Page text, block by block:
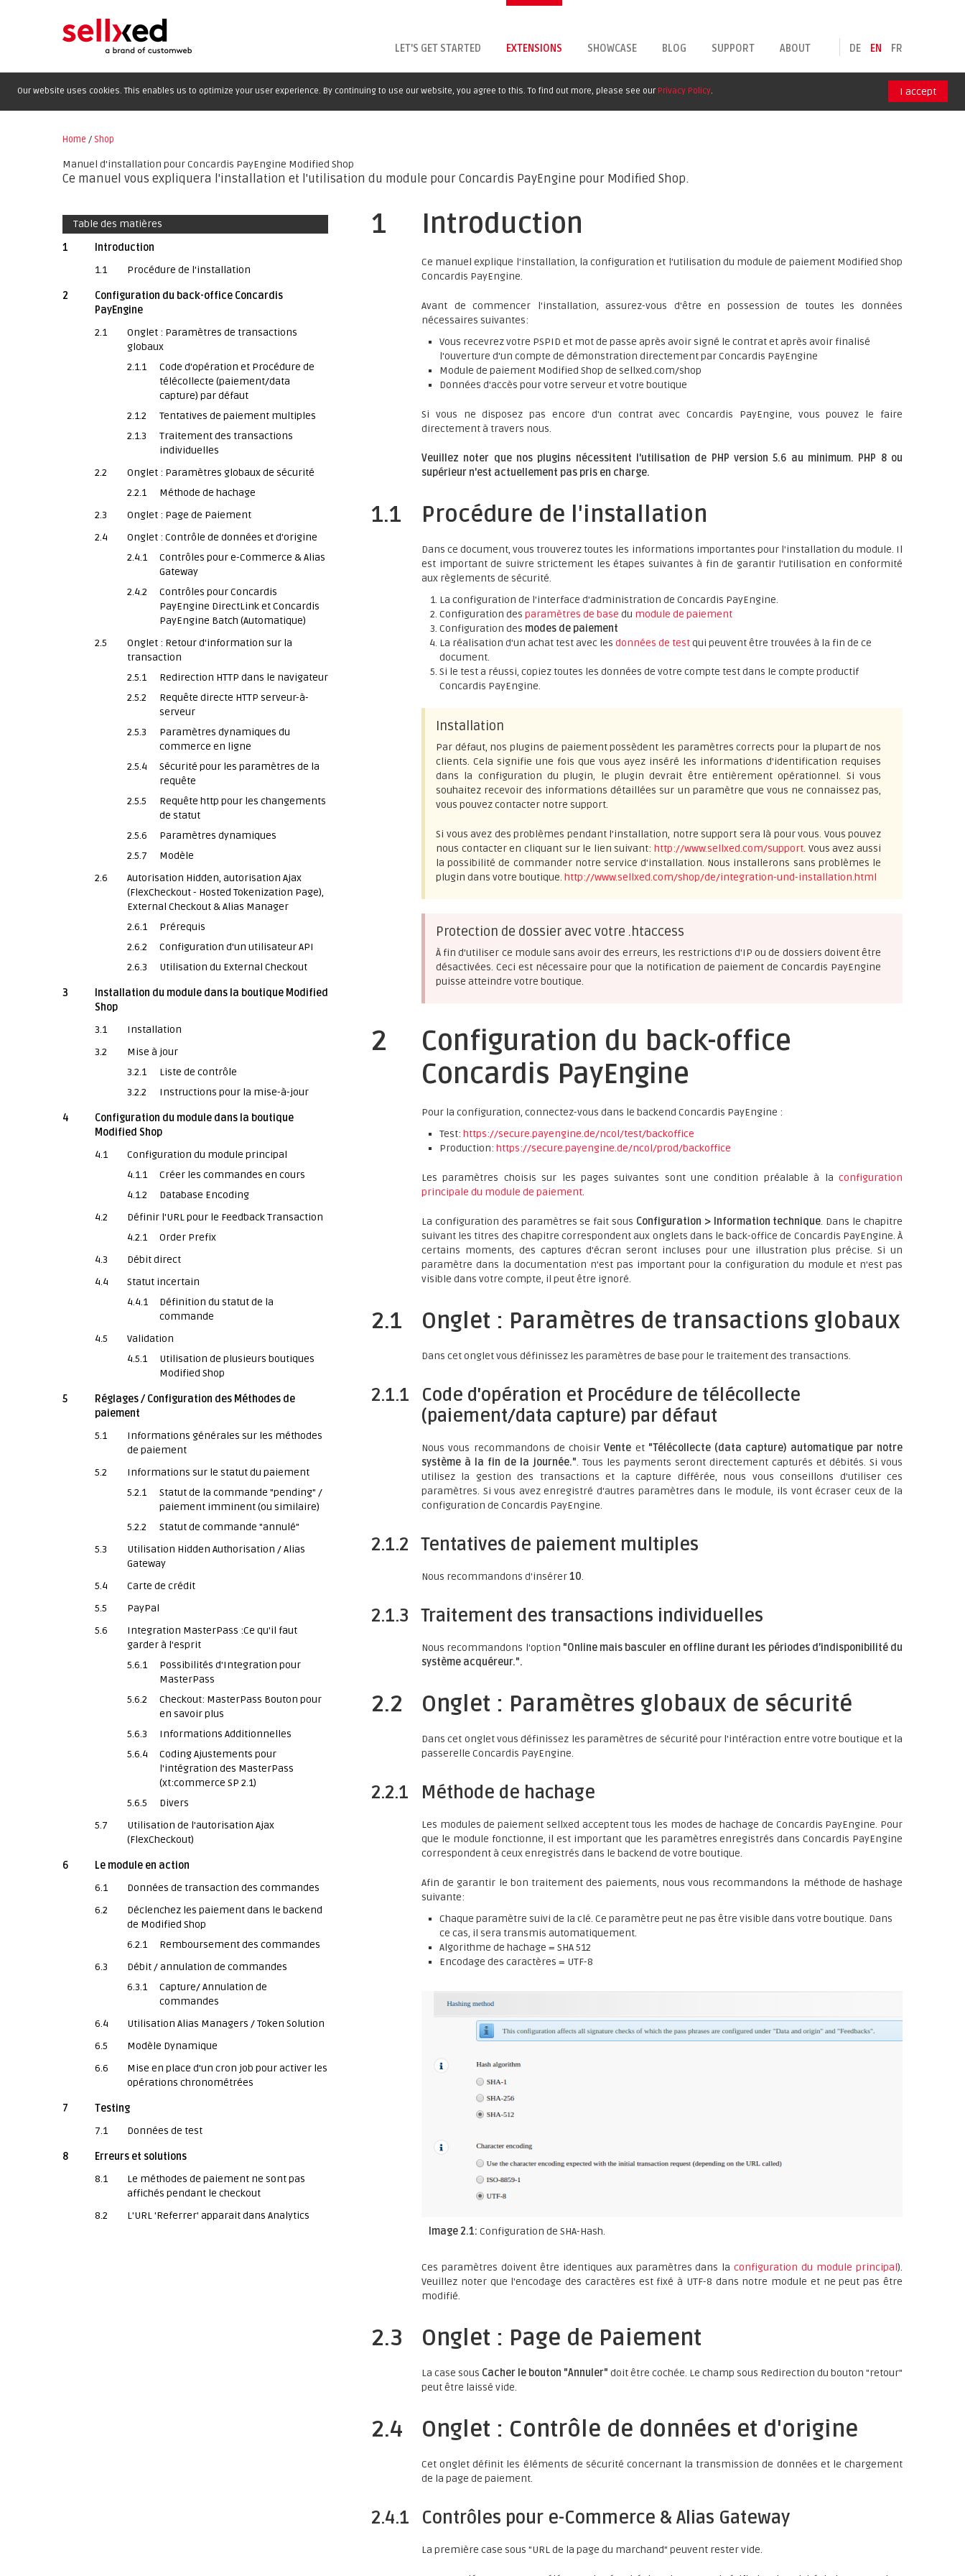
DE EN FR
LET'S GET STARTED EXTENSIONS SHOWCASE BLOG SUPPORT ABOUT
Our website uses cookies. This enables us to optimize your user experience. By continuing to use our website, you agree to this. To find out more, please see our Privacy Policy. I accept
Home / Shop
Manuel d'installation pour Concardis PayEngine Modified Shop
Ce manuel vous expliquera l'installation et l'utilisation du module pour Concardis PayEngine pour Modified Shop.
Table des matières
1
Introduction
1.1
Procédure de l'installation
2
Configuration du back-office Concardis
PayEngine
2.1
Onglet : Paramètres de transactions
globaux
2.1.1
Code d'opération et Procédure de
télécollecte (paiement/data
capture) par défaut
2.1.2
Tentatives de paiement multiples
2.1.3
Traitement des transactions
individuelles
2.2
Onglet : Paramètres globaux de sécurité
2.2.1
Méthode de hachage
2.3
Onglet : Page de Paiement
2.4
Onglet : Contrôle de données et d'origine
2.4.1
Contrôles pour e-Commerce & Alias
Gateway
2.4.2
Contrôles pour Concardis
PayEngine DirectLink et Concardis
PayEngine Batch (Automatique)
2.5
Onglet : Retour d'information sur la
transaction
2.5.1
Redirection HTTP dans le navigateur
2.5.2
Requête directe HTTP serveur-à-
serveur
2.5.3
Paramètres dynamiques du
commerce en ligne
2.5.4
Sécurité pour les paramètres de la
requête
2.5.5
Requête http pour les changements
de statut
2.5.6
Paramètres dynamiques
2.5.7
Modèle
2.6
Autorisation Hidden, autorisation Ajax
(FlexCheckout - Hosted Tokenization Page),
External Checkout & Alias Manager
2.6.1
Prérequis
2.6.2
Configuration d'un utilisateur API
2.6.3
Utilisation du External Checkout
3
Installation du module dans la boutique Modified
Shop
3.1
Installation
3.2
Mise à jour
3.2.1
Liste de contrôle
3.2.2
Instructions pour la mise-à-jour
4
Configuration du module dans la boutique
Modified Shop
4.1
Configuration du module principal
4.1.1
Créer les commandes en cours
4.1.2
Database Encoding
4.2
Définir l'URL pour le Feedback Transaction
4.2.1
Order Prefix
4.3
Débit direct
4.4
Statut incertain
4.4.1
Définition du statut de la
commande
4.5
Validation
4.5.1
Utilisation de plusieurs boutiques
Modified Shop
5
Réglages / Configuration des Méthodes de
paiement
5.1
Informations générales sur les méthodes
de paiement
5.2
Informations sur le statut du paiement
5.2.1
Statut de la commande "pending" /
paiement imminent (ou similaire)
5.2.2
Statut de commande "annulé"
5.3
Utilisation Hidden Authorisation / Alias
Gateway
5.4
Carte de crédit
5.5
PayPal
5.6
Integration MasterPass :Ce qu'il faut
garder à l'esprit
5.6.1
Possibilités d'Integration pour
MasterPass
5.6.2
Checkout: MasterPass Bouton pour
en savoir plus
5.6.3
Informations Additionnelles
5.6.4
Coding Ajustements pour
l'intégration des MasterPass
(xt:commerce SP 2.1)
5.6.5
Divers
5.7
Utilisation de l'autorisation Ajax
(FlexCheckout)
6
Le module en action
6.1
Données de transaction des commandes
6.2
Déclenchez les paiement dans le backend
de Modified Shop
6.2.1
Remboursement des commandes
6.3
Débit / annulation de commandes
6.3.1
Capture/ Annulation de
commandes
6.4
Utilisation Alias Managers / Token Solution
6.5
Modèle Dynamique
6.6
Mise en place d'un cron job pour activer les
opérations chronométrées
7
Testing
7.1
Données de test
8
Erreurs et solutions
8.1
Le méthodes de paiement ne sont pas
affichés pendant le checkout
8.2
L'URL 'Referrer' apparait dans Analytics
1 Introduction
Ce manuel explique l'installation, la configuration et l'utilisation du module de paiement Modified Shop
Concardis PayEngine.
Avant de commencer l'installation, assurez-vous d'être en possession de toutes les données
nécessaires suivantes:
Vous recevrez votre PSPID et mot de passe après avoir signé le contrat et après avoir finalisé
l'ouverture d'un compte de démonstration directement par Concardis PayEngine
Module de paiement Modified Shop de sellxed.com/shop
Données d'accès pour votre serveur et votre boutique
Si vous ne disposez pas encore d'un contrat avec Concardis PayEngine, vous pouvez le faire
directement à travers nous.
Veuillez noter que nos plugins nécessitent l'utilisation de PHP version 5.6 au minimum. PHP 8 ou
supérieur n'est actuellement pas pris en charge.
1.1 Procédure de l'installation
Dans ce document, vous trouverez toutes les informations importantes pour l'installation du module. Il
est important de suivre strictement les étapes suivantes à fin de garantir l'utilisation en conformité
aux règlements de sécurité.
La configuration de l'interface d'administration de Concardis PayEngine.
Configuration des paramètres de base du module de paiement
Configuration des modes de paiement
La réalisation d'un achat test avec les données de testqui peuvent être trouvées à la fin de ce
document.
Si le test a réussi, copiez toutes les données de votre compte test dans le compte productif
Concardis PayEngine.
Installation
Par défaut, nos plugins de paiement possèdent les paramètres corrects pour la plupart de nos
clients. Cela signifie une fois que vous ayez inséré les informations d'identification requises
dans la configuration du plugin, le plugin devrait être entièrement opérationnel. Si vous
souhaitez recevoir des informations détaillées sur un paramètre que vous ne connaissez pas,
vous pouvez contacter notre support.
Si vous avez des problèmes pendant l'installation, notre support sera là pour vous. Vous pouvez
nous contacter en cliquant sur le lien suivant:http://www.sellxed.com/support. Vous avez aussi
la possibilité de commander notre service d'installation. Nous installerons sans problèmes le
plugin dans votre boutique. http://www.sellxed.com/shop/de/integration-und-installation.html
Protection de dossier avec votre .htaccess
À fin d'utiliser ce module sans avoir des erreurs, les restrictions d'IP ou de dossiers doivent être
désactivées. Ceci est nécessaire pour que la notification de paiement de Concardis PayEngine
puisse atteindre votre boutique.
2
Configuration du back-office
Concardis PayEngine
Pour la configuration, connectez-vous dans le backend Concardis PayEngine :
Test: https://secure.payengine.de/ncol/test/backoffice
Production: https://secure.payengine.de/ncol/prod/backoffice
Les paramètres choisis sur les pages suivantes sont une condition préalable à la configuration
principale du module de paiement.
La configuration des paramètres se fait sous Configuration > Information technique. Dans le chapitre
suivant les titres des chapitre correspondent aux onglets dans le back-office de Concardis PayEngine. À
certains moments, des captures d'écran seront incluses pour une illustration plus précise. Si un
paramètre dans la documentation n'est pas important pour la configuration du module et n'est pas
visible dans votre compte, il peut être ignoré.
2.1 Onglet : Paramètres de transactions globaux
Dans cet onglet vous définissez les paramètres de base pour le traitement des transactions.
2.1.1
Code d'opération et Procédure de télécollecte
(paiement/data capture) par défaut
Nous vous recommandons de choisirVente et "Télécollecte (data capture) automatique par notre
système à la fin de la journée.". Tous les payments seront directement capturés et débités. Si vous
utilisez la gestion des transactions et la capture différée, nous vous conseillons d'utiliser ces
paramètres. Si vous avez enregistré d'autres paramètres dans le module, ils vont écraser ceux de la
configuration de Concardis PayEngine.
2.1.2 Tentatives de paiement multiples
Nous recommandons d'insérer10.
2.1.3 Traitement des transactions individuelles
Nous recommandons l'option "Online mais basculer en offline durant les périodes d’indisponibilité du
système acquéreur.".
2.2 Onglet : Paramètres globaux de sécurité
Dans cet onglet vous définissez les paramètres de sécurité pour l'intéraction entre votre boutique et la
passerelle Concardis PayEngine.
2.2.1 Méthode de hachage
Les modules de paiement sellxed acceptent tous les modes de hachage de Concardis PayEngine. Pour
que le module fonctionne, il est important que les paramètres enregistrés dans Concardis PayEngine
correspondent à ceux enregistrés dans le backend de votre boutique.
Afin de garantir le bon traitement des paiements, nous vous recommandons la méthode de hashage
suivante:
Chaque paramètre suivi de la clé. Ce paramètre peut ne pas être visible dans votre boutique. Dans
ce cas, il sera transmis automatiquement.
Algorithme de hachage = SHA 512
Encodage des caractères = UTF-8
Image 2.1: Configuration de SHA-Hash.
Ces paramètres doivent être identiques aux paramètres dans laconfiguration du module principal).
Veuillez noter que l'encodage des caractères est fixé à UTF-8 dans notre module et ne peut pas être
modifié.
2.3 Onglet : Page de Paiement
La case sous Cacher le bouton "Annuler" doit être cochée. Le champ sous Redirection du bouton "retour"
peut être laissé vide.
2.4 Onglet : Contrôle de données et d'origine
Cet onglet définit les éléments de sécurité concernant la transmission de données et le chargement
de la page de paiement.
2.4.1 Contrôles pour e-Commerce & Alias Gateway
La première case sous "URL de la page du marchand" peuvent rester vide.